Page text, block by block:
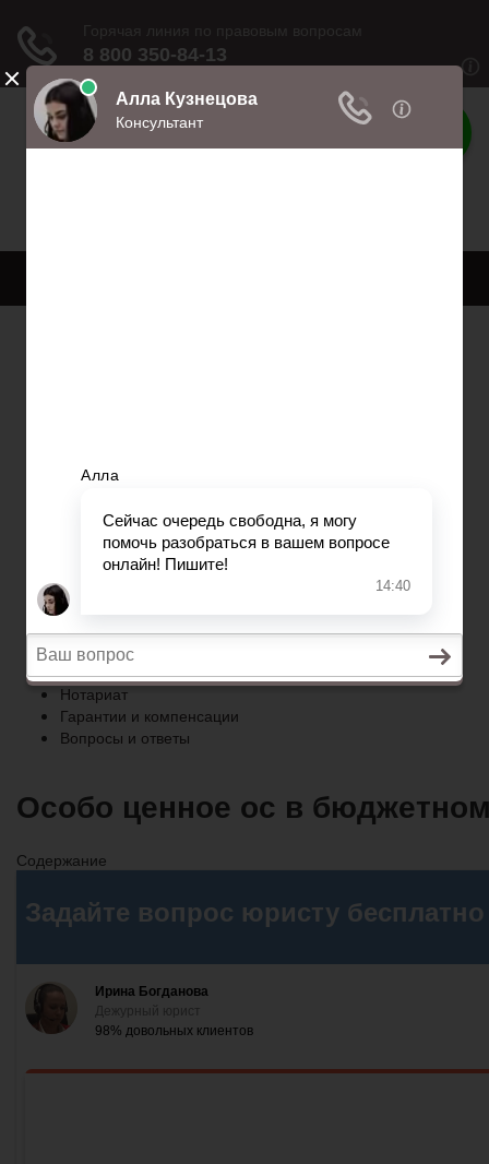
Права
Нотариат
Гарантии и компенсации
Вопросы и ответы
Главная
Право собственности
Регистрация автомобиля
Нотариат
Гарантии и компенсации
Вопросы и ответы
Особо ценное ос в
Содержание